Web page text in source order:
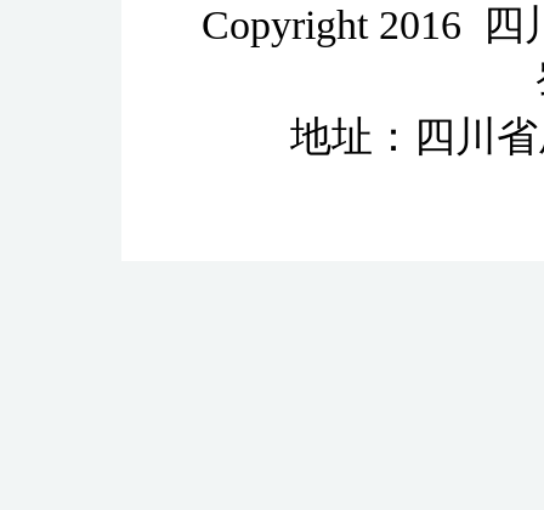
Copyright 2016 四
地址：四川省